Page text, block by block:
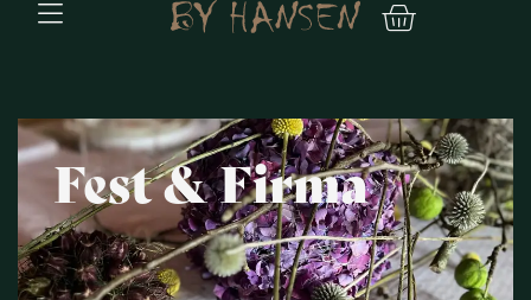
Fest & Firma